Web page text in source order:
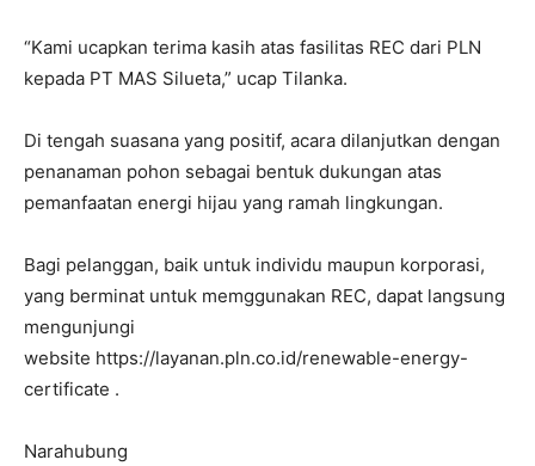
“Kami ucapkan terima kasih atas fasilitas REC dari PLN
kepada PT MAS Silueta,” ucap Tilanka.
Di tengah suasana yang positif, acara dilanjutkan dengan
penanaman pohon sebagai bentuk dukungan atas
pemanfaatan energi hijau yang ramah lingkungan.
Bagi pelanggan, baik untuk individu maupun korporasi,
yang berminat untuk memggunakan REC, dapat langsung
mengunjungi
website https://layanan.pln.co.id/renewable-energy-
certificate .
Narahubung